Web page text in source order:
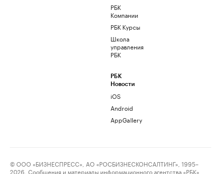
РБК
Компании
РБК Курсы
Школа
управления
РБК
РБК
Новости
iOS
Android
AppGallery
© ООО «БИЗНЕСПРЕСС», АО «РОСБИЗНЕСКОНСАЛТИНГ», 1995–
2026. Сообщения и материалы информационного агентства «РБК»